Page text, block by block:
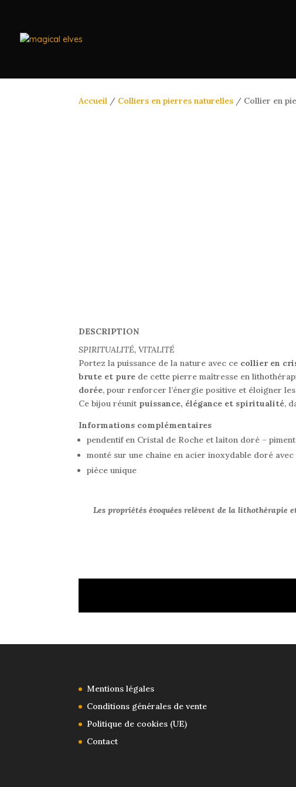
Accueil / Colliers en pierres naturelles / Collier en
DESCRIPTION
SPIRITUALITÉ, VITALITÉ
Portez la puissance de la nature avec ce collier en
brute et pure de cette pierre maîtresse en
dorée, pour renforcer l’énergie positive et éloigner
Ce bijou réunit puissance, élégance et spiritualité,
Informations complémentaires
pendentif en Cristal de Roche et laiton doré –
monté sur une chaine en acier inoxydable doré
pièce unique
Les propriétés évoquées relèvent de la lithothérapie
Mentions légales
Conditions générales de vente
Politique de cookies (UE)
Contact